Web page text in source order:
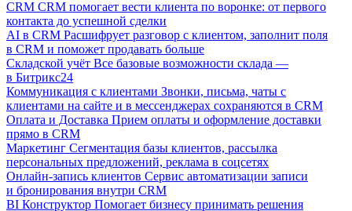
CRM CRM помогает вести клиента по воронке: от первого
контакта до успешной сделки
AI в CRM Расшифрует разговор с клиентом, заполнит поля
в CRM и поможет продавать больше
Складской учёт Все базовые возможности склада —
в Битрикс24
Коммуникация с клиентами Звонки, письма, чаты с
клиентами на сайте и в мессенджерах сохраняются в CRM
Оплата и Доставка Прием оплаты и оформление доставки
прямо в CRM
Маркетинг Сегментация базы клиентов, рассылка
персональных предложений, реклама в соцсетях
Онлайн-запись клиентов Сервис автоматизации записи
и бронирования внутри CRM
BI Конструктор Помогает бизнесу принимать решения